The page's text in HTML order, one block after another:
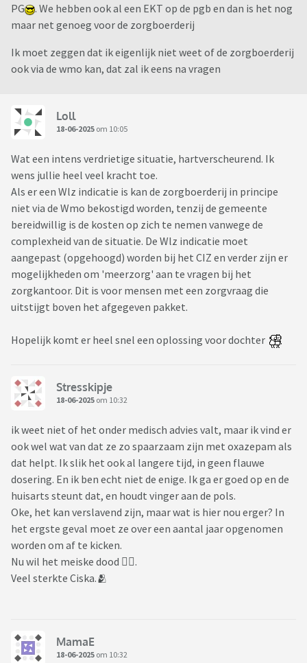
PG
. We hebben ook al een EKT op de pgb en dan is het nog
maar net genoeg voor de zorgboerderij
Ik moet zeggen dat ik eigenlijk niet weet of de zorgboerderij
ook via de wmo kan, dat zal ik eens na vragen
Loll
18-06-2025 om 10:05
Wat een intens verdrietige situatie, hartverscheurend. Ik
wens jullie heel veel kracht toe.
Als er een Wlz indicatie is kan de zorgboerderij in principe
niet via de Wmo bekostigd worden, tenzij de gemeente
bereidwillig is de kosten op zich te nemen vanwege de
complexheid van de situatie. De Wlz indicatie moet
aangepast (opgehoogd) worden bij het CIZ en verder zijn er
mogelijkheden om 'meerzorg' aan te vragen bij het
zorgkantoor. Dit is voor mensen met een zorgvraag die
uitstijgt boven het afgegeven pakket.
Hopelijk komt er heel snel een oplossing voor dochter
Stresskipje
18-06-2025 om 10:32
ik weet niet of het onder medisch advies valt, maar ik vind er
ook wel wat van dat ze zo spaarzaam zijn met oxazepam als
dat helpt. Ik slik het ook al langere tijd, in geen flauwe
dosering. En ik ben echt niet de enige. Ik ga er goed op en de
huisarts steunt dat, en houdt vinger aan de pols.
Oke, het kan verslavend zijn, maar wat is hier nou erger? In
het ergste geval moet ze over een aantal jaar opgenomen
worden om af te kicken.
Nu wil het meiske dood 🤷‍♀️.
Veel sterkte Ciska.🫂
MamaE
18-06-2025 om 10:32